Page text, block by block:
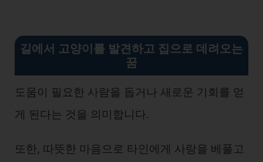
길에서 고양이를 발견하고 집으로 데려오는
꿈
도움이 필요한 사람을 돕거나 새로운 기회를 얻
게 된다는 것을 의미합니다.
또한, 따뜻한 마음으로 타인에게 사랑을 베풀고